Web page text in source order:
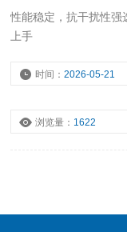
性能稳定，抗干扰性强
上手
时间：2026-05-21
浏览量： 1622